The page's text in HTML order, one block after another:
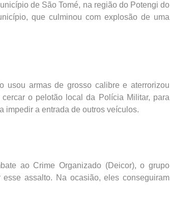
de São Tomé, na região do Potengi do
que culminou com explosão de uma
usou armas de grosso calibre e aterrorizou
o pelotão local da Polícia Militar, para
impedir a entrada de outros veículos.
ao Crime Organizado (Deicor), o grupo
assalto. Na ocasião, eles conseguiram